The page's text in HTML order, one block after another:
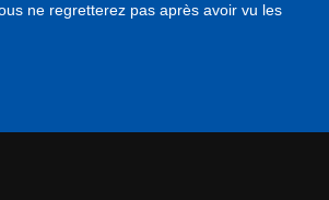
ne regretterez pas après avoir vu les